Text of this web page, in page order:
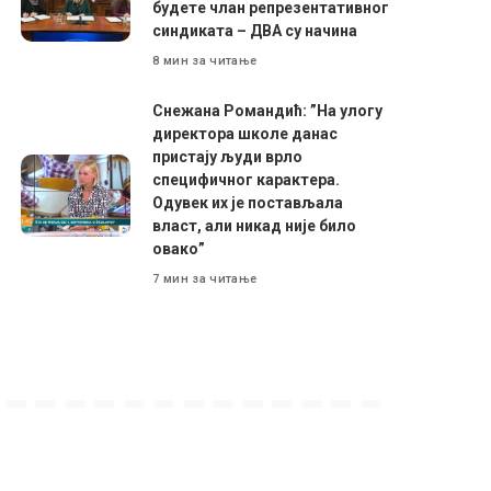
будете члан репрезентативног
синдиката – ДВА су начина
8 мин за читање
Снежана Романдић: ”На улогу
директора школе данас
пристају људи врло
специфичног карактера.
Одувек их је постављала
власт, али никад није било
овако”
7 мин за читање